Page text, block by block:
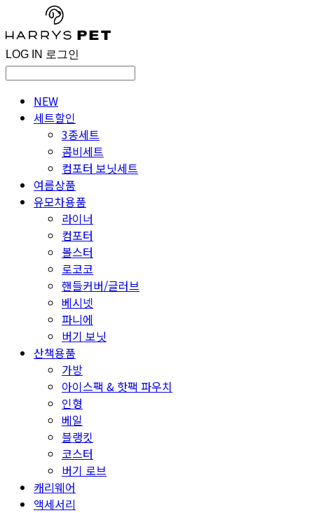
LOG IN 로그인
NEW
세트할인
3종세트
콤비세트
컴포터 보닛세트
여름상품
유모차용품
라이너
컴포터
볼스터
로코코
핸들커버/글러브
베시넷
파니에
버기 보닛
산책용품
가방
아이스팩 & 핫팩 파우치
인형
베일
블랭킷
코스터
버기 로브
캐리웨어
액세서리